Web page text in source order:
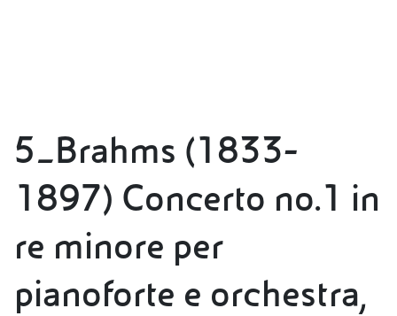
5_Brahms (1833-
1897) Concerto no.1 in
re minore per
pianoforte e orchestra,